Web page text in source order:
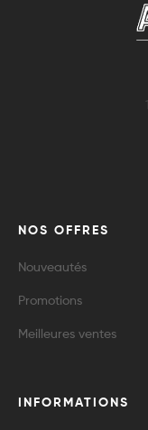
NOS OFFRES
Nouveautés
Promotions
Meilleures ventes
INFORMATIONS